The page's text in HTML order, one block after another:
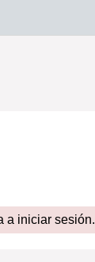
a iniciar sesión.